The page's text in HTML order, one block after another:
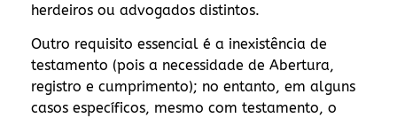
herdeiros ou advogados distintos.
Outro requisito essencial é a inexistência de
testamento (pois a necessidade de Abertura,
registro e cumprimento); no entanto, em alguns
casos específicos, mesmo com testamento, o